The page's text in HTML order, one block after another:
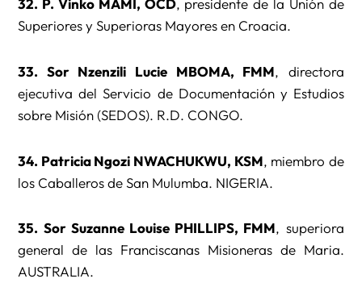
32. P. Vinko MAMI, OCD, presidente de la Unión de
Superiores y Superioras Mayores en Croacia.
33. Sor Nzenzili Lucie MBOMA, FMM, directora
ejecutiva del Servicio de Documentación y Estudios
sobre Misión (SEDOS). R.D. CONGO.
34. Patricia Ngozi NWACHUKWU, KSM, miembro de
los Caballeros de San Mulumba. NIGERIA.
35. Sor Suzanne Louise PHILLIPS, FMM, superiora
general de las Franciscanas Misioneras de Maria.
AUSTRALIA.